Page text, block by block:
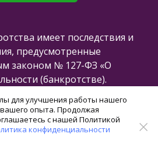
имеет последствия и
предусмотренные
законом № 127-ФЗ «О
(банкротстве).
защищены @2025
сайта -
для улучшения работы нашего
опыта. Продолжая
с нашей Политикой
конфиденциальности